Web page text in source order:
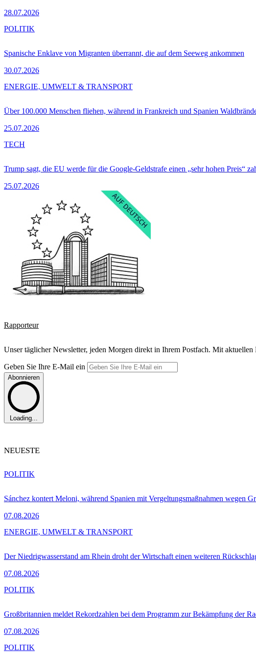
28.07.2026
Spanische Enklave von Migranten überrannt, die auf dem Seeweg ankommen
30.07.2026
POLITIK
Über 100.000 Menschen fliehen, während in Frankreich und Spanien
25.07.2026
ENERGIE, UMWELT & TRANSPORT
Trump sagt, die EU werde für die Google-Geldstrafe einen „sehr hohen Preis“
25.07.2026
TECH
Rapporteur
Unser täglicher Newsletter, jeden Morgen direkt in Ihrem Postfach. Mit
Geben Sie Ihre E-Mail ein
Abonnieren
Loading...
NEUESTE
Sánchez kontert Meloni, während Spanien mit Vergeltungsmaßnahmen wegen
07.08.2026
POLITIK
Der Niedrigwasserstand am Rhein droht der Wirtschaft einen weiteren
07.08.2026
ENERGIE, UMWELT & TRANSPORT
Großbritannien meldet Rekordzahlen bei dem Programm zur Bekämpfung der
07.08.2026
POLITIK
POLITIK